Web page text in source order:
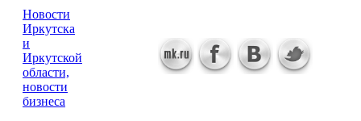
Новости
Иркутска
и
Иркутской
области,
новости
бизнеса